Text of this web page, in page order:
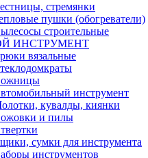
стремянки
пушки (обогреватели)
строительные
ИНСТРУМЕНТ
вязальные
инструмент
кувалды, киянки
и пилы
сумки для инструмента
инструментов